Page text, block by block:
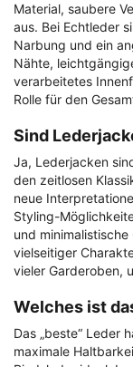
Material, saubere
aus. Bei Echtleder
Narbung und ein
Nähte,
verarbeitetes
Rolle für den
Sind
Ja, Lederjacken
den zeitlosen
neue
Styling-
und
vielseitiger
vieler Garderoben,
Welches ist
Das „beste“ Leder
maximale